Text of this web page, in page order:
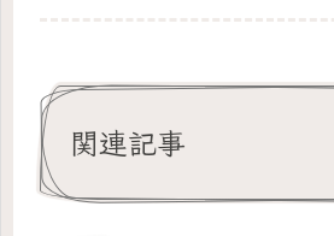
関連記事